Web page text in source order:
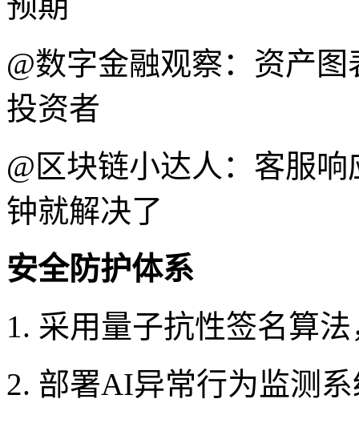
@数字金融观察：资产
投资者
@区块链小达人：客服
钟就解决了
安全防护体系
1. 采用量子抗性签名算
2. 部署AI异常行为监测